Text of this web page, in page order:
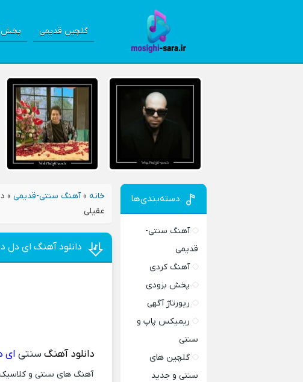
گلچین قدیمی پخش
خانه »آهنگ سنتی-قدیمی »
عقیلی
دانلود آهنگ ای دل
دانلود آهنگسنتی ای
آهنگ های سنتی و کلاسیک
دسته‌بندی‌ها
آهنگ سنتی-
قدیمی
آهنگ کردی
پخش بزودی
رپورتاژ آگهی
ریمیکس پاپ و
سنتی
گلچین های
سنتی و جدید